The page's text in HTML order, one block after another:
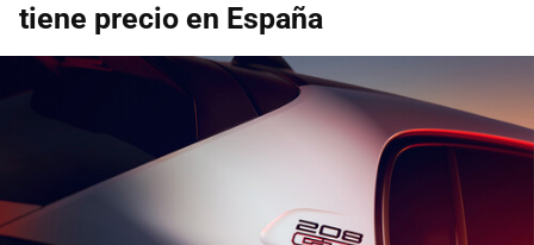
tiene precio en España